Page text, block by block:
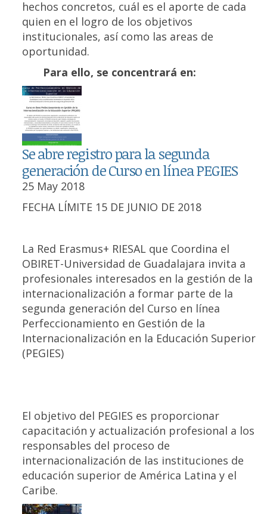
hechos concretos, cuál es el aporte de cada
quien en el logro de los objetivos
institucionales, así como las areas de
oportunidad.
Para ello, se concentrará en:
Se abre registro para la segunda
generación de Curso en línea PEGIES
25 May 2018
FECHA LÍMITE 15 DE JUNIO DE 2018
La Red Erasmus+ RIESAL que Coordina el
OBIRET-Universidad de Guadalajara invita a
profesionales interesados en la gestión de la
internacionalización a formar parte de la
segunda generación del Curso en línea
Perfeccionamiento en Gestión de la
Internacionalización en la Educación Superior
(PEGIES)
El objetivo del PEGIES es proporcionar
capacitación y actualización profesional a los
responsables del proceso de
internacionalización de las instituciones de
educación superior de América Latina y el
Caribe.